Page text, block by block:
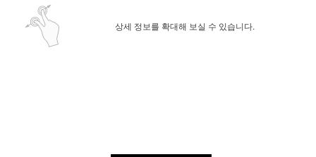
상세 정보를 확대해 보실 수 있습니다.